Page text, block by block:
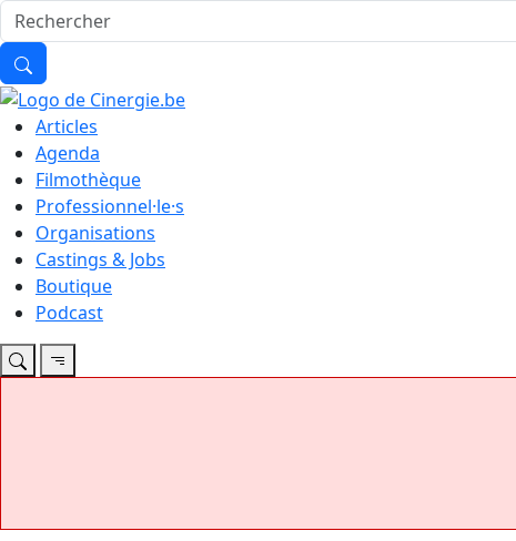
Articles
Agenda
Filmothèque
Professionnel·le·s
Organisations
Castings & Jobs
Boutique
Podcast